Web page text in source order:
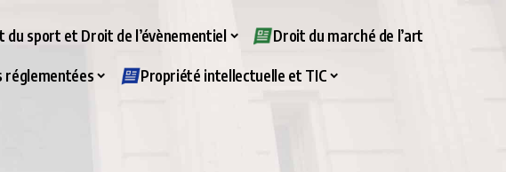
du sport et Droit de l’évènementiel Droit du marché de l’art
réglementées Propriété intellectuelle et TIC